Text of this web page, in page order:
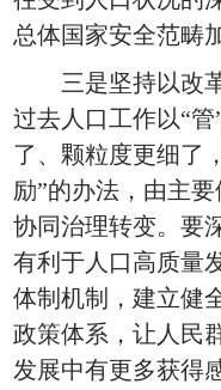
总体国家安全范畴
三是坚持以改
过去人口工作以“
了、颗粒度更细了
励”的办法，由主
协同治理转变。要
有利于人口高质量
体制机制，建立健
政策体系，让人民
发展中有更多获得